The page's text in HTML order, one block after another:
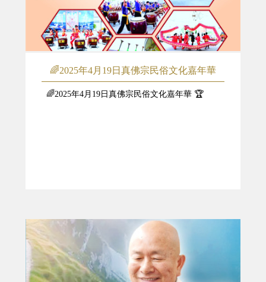
🌈2025年4月19日真佛宗民俗文化嘉年華
🌈2025年4月19日真佛宗民俗文化嘉年華 🏆